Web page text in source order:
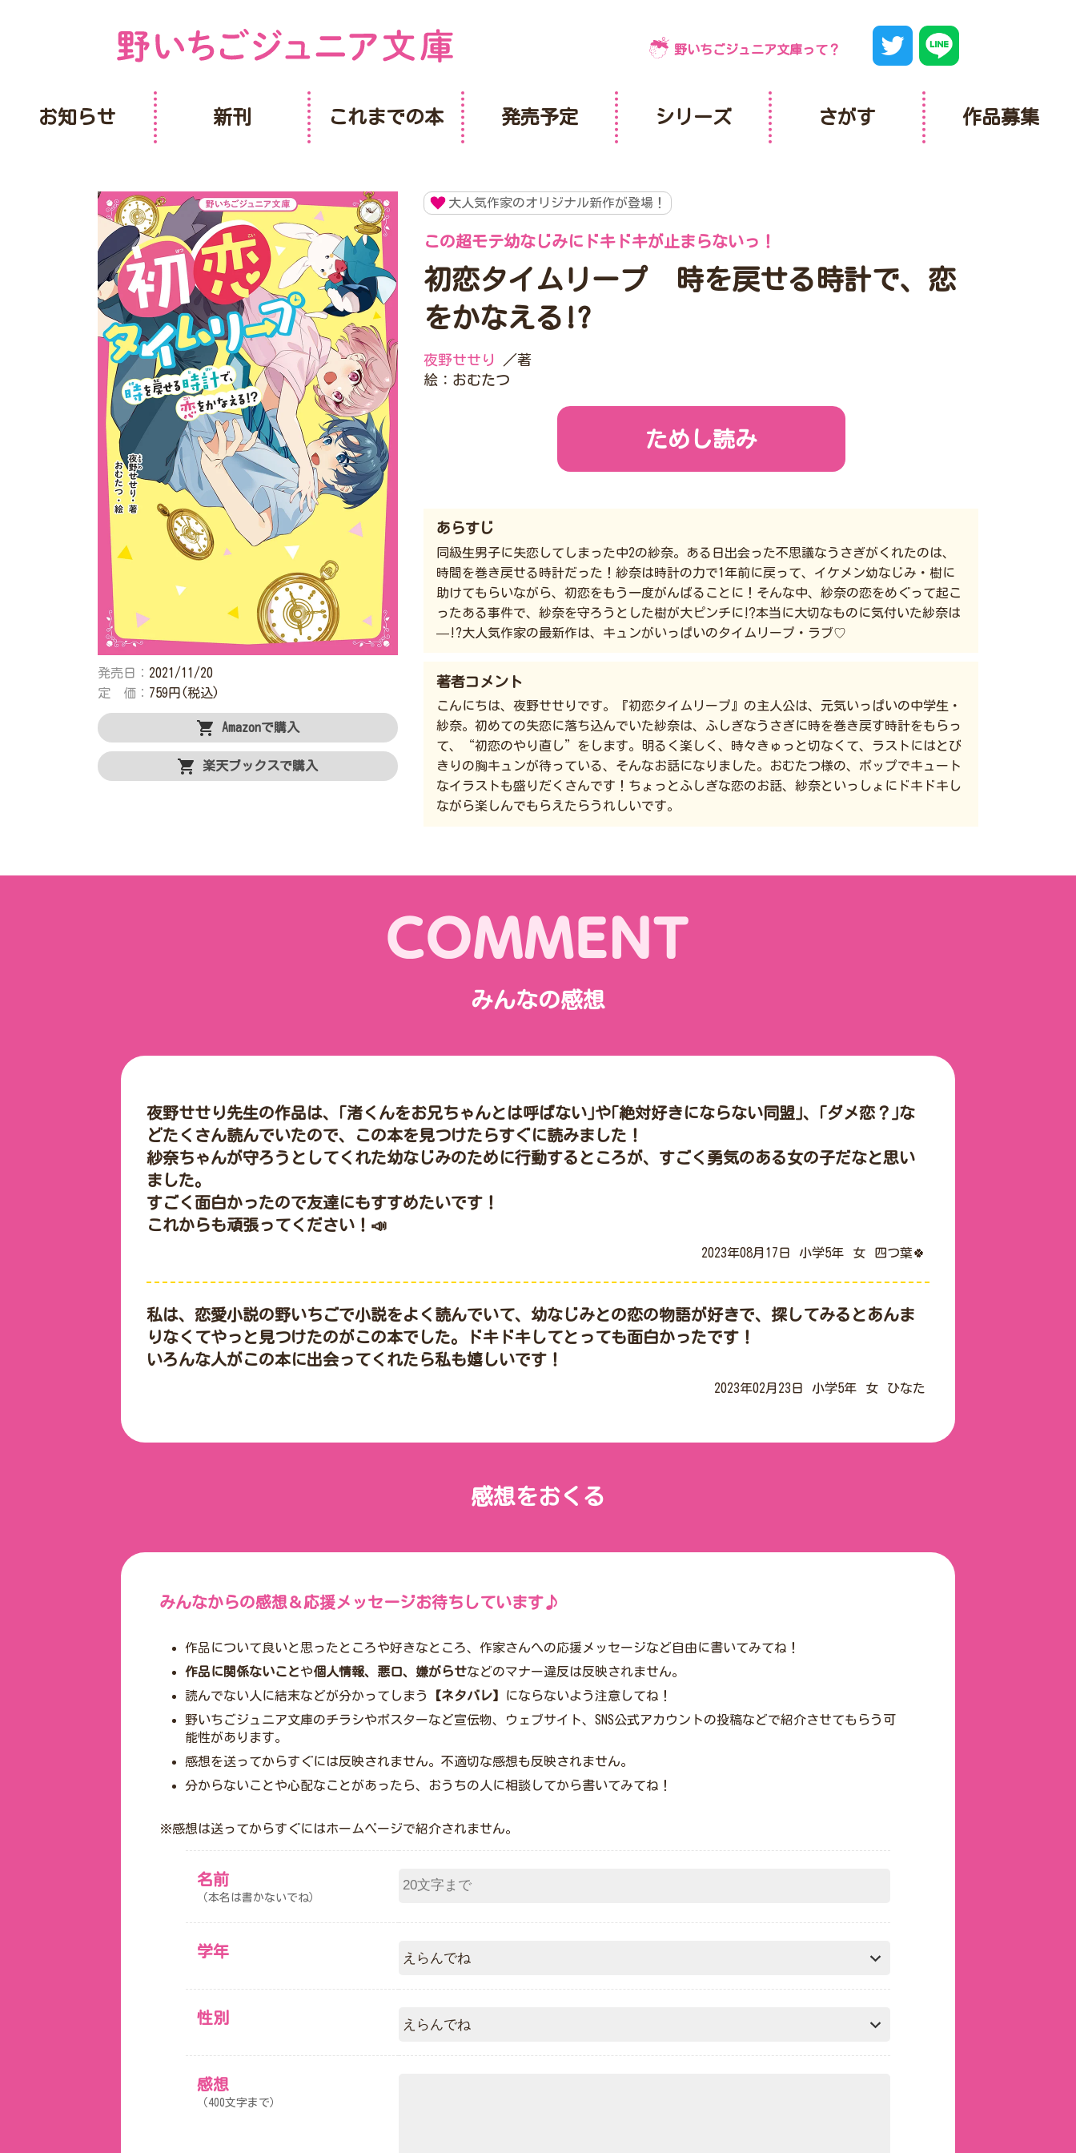
野いちごジュニア文庫って？
お知らせ 新刊 これまでの本 発売予定 シリーズ さがす 作品募集
大人気作家のオリジナル新作が登場！
この超モテ幼なじみにドキドキが止まらないっ！
初恋タイムリープ 時を戻せる時計で、恋
をかなえる!?
夜野せせり
／著
絵：おむたつ
ためし読み
発売日： 2021/11/20
定 価： 759円(税込)
Amazonで購入
楽天ブックスで購入
あらすじ
同級生男子に失恋してしまった中2の紗奈。ある日出会った不思議なうさぎがくれたのは、
時間を巻き戻せる時計だった！紗奈は時計の力で1年前に戻って、イケメン幼なじみ・樹に
助けてもらいながら、初恋をもう一度がんばることに！そんな中、紗奈の恋をめぐって起こ
ったある事件で、紗奈を守ろうとした樹が大ピンチに⁉本当に大切なものに気付いた紗奈は
—!?大人気作家の最新作は、キュンがいっぱいのタイムリープ・ラブ♡
著者コメント
こんにちは、夜野せせりです。『初恋タイムリープ』の主人公は、元気いっぱいの中学生・
紗奈。初めての失恋に落ち込んでいた紗奈は、ふしぎなうさぎに時を巻き戻す時計をもらっ
て、“初恋のやり直し”をします。明るく楽しく、時々きゅっと切なくて、ラストにはとび
きりの胸キュンが待っている、そんなお話になりました。おむたつ様の、ポップでキュート
なイラストも盛りだくさんです！ちょっとふしぎな恋のお話、紗奈といっしょにドキドキし
ながら楽しんでもらえたらうれしいです。
みんなの感想
夜野せせり先生の作品は、｢渚くんをお兄ちゃんとは呼ばない｣や｢絶対好きにならない同盟｣、｢ダメ恋？｣な
どたくさん読んでいたので、この本を見つけたらすぐに読みました！
紗奈ちゃんが守ろうとしてくれた幼なじみのために行動するところが、すごく勇気のある女の子だなと思い
ました。
すごく面白かったので友達にもすすめたいです！
これからも頑張ってください！📣
2023年08月17日 小学5年 女 四つ葉🍀
私は、恋愛小説の野いちごで小説をよく読んでいて、幼なじみとの恋の物語が好きで、探してみるとあんま
りなくてやっと見つけたのがこの本でした。ドキドキしてとっても面白かったです！
いろんな人がこの本に出会ってくれたら私も嬉しいです！
2023年02月23日 小学5年 女 ひなた
感想をおくる
みんなからの感想＆応援メッセージお待ちしています♪
作品について良いと思ったところや好きなところ、作家さんへの応援メッセージなど自由に書いてみてね！
作品に関係ないことや個人情報、悪口、嫌がらせなどのマナー違反は反映されません。
読んでない人に結末などが分かってしまう
【ネタバレ】
にならないよう注意してね！
野いちごジュニア文庫のチラシやポスターなど宣伝物、ウェブサイト、SNS公式アカウントの投稿などで紹介させてもらう可
能性があります。
感想を送ってからすぐには反映されません。不適切な感想も反映されません。
分からないことや心配なことがあったら、おうちの人に相談してから書いてみてね！
※感想は送ってからすぐにはホームページで紹介されません。
名前
（本名は書かないでね）
学年
性別
感想
（400文字まで）